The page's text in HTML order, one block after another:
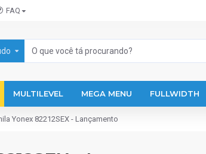
FAQ
MULTILEVEL MEGA MENU FULLWIDTH
Yonex 82212SEX - Lançamento